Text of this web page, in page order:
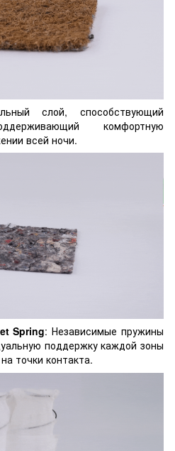
слой, способствующий
комфортную
всей ночи.
Spring: Независимые пружины
поддержку каждой зоны
точки контакта.